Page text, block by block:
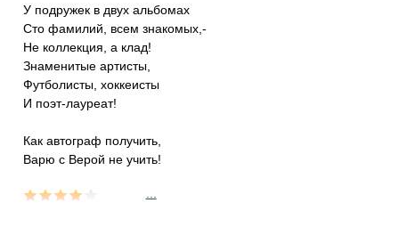
У подружек в двух альбомах
Сто фамилий, всем знакомых,-
Не коллекция, а клад!
Знаменитые артисты,
Футболисты, хоккеисты
И поэт-лауреат!
Как автограф получить,
Варю с Верой не учить!